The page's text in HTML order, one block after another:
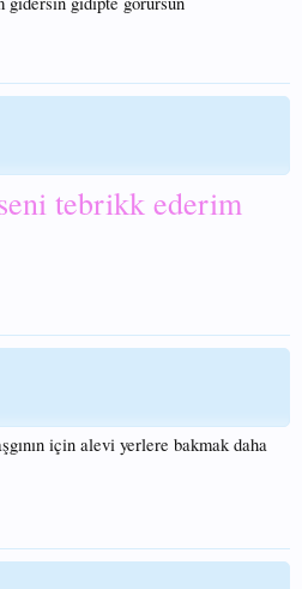
tebrikk ederim
için alevi yerlere bakmak daha